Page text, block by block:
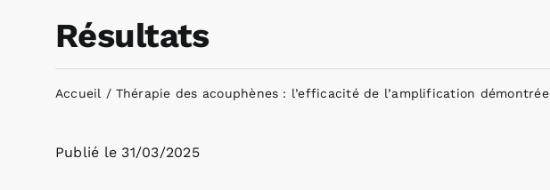
Résultats
Accueil Thérapie des acouphènes : l’efficacité de l’amplification démontrée
Publié le 31/03/2025